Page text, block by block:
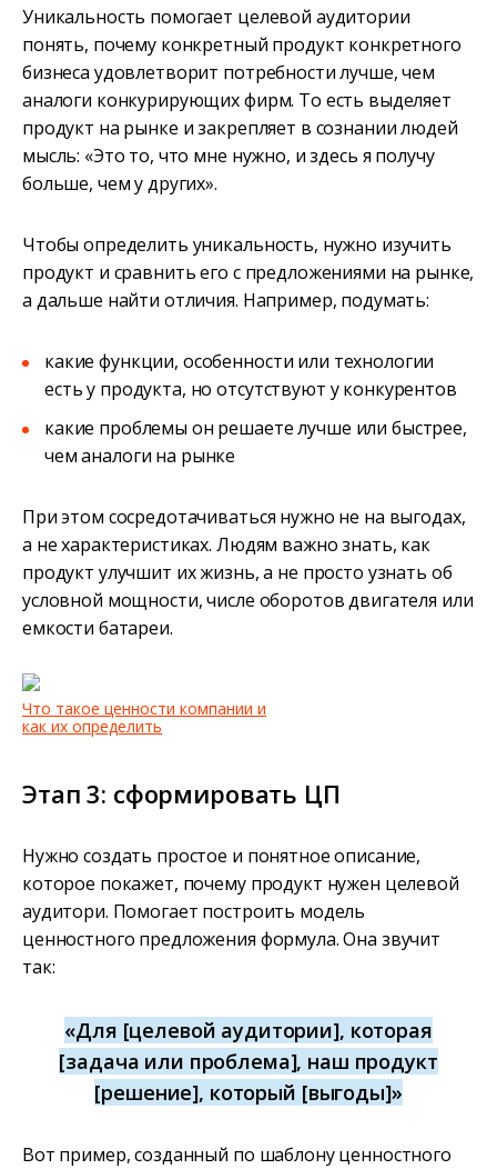
Уникальность помогает целевой аудитории
понять, почему конкретный продукт конкретного
бизнеса удовлетворит потребности лучше, чем
аналоги конкурирующих фирм. То есть выделяет
продукт на рынке и закрепляет в сознании людей
мысль: «Это то, что мне нужно, и здесь я получу
больше, чем у других».
Чтобы определить уникальность, нужно изучить
продукт и сравнить его с предложениями на рынке,
а дальше найти отличия. Например, подумать:
какие функции, особенности или технологии
есть у продукта, но отсутствуют у конкурентов
какие проблемы он решаете лучше или быстрее,
чем аналоги на рынке
При этом сосредотачиваться нужно не на выгодах,
а не характеристиках. Людям важно знать, как
продукт улучшит их жизнь, а не просто узнать об
условной мощности, числе оборотов двигателя или
емкости батареи.
Что такое ценности компании и
как их определить
Этап 3: сформировать ЦП
Нужно создать простое и понятное описание,
которое покажет, почему продукт нужен целевой
аудитори. Помогает построить модель
ценностного предложения формула. Она звучит
так:
«Для [целевой аудитории], которая
[задача или проблема], наш продукт
[решение], который [выгоды]»
Вот пример, созданный по шаблону ценностного